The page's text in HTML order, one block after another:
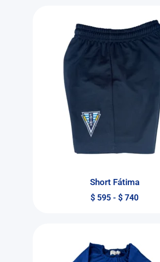
Short Fátima
$ 595 - $ 740